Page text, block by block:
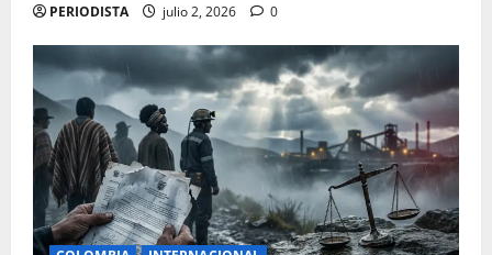
PERIODISTA julio 2, 2026 0